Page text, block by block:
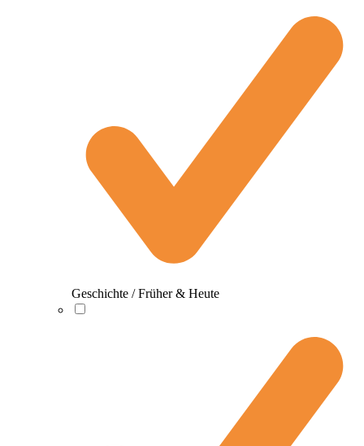
Geschichte / Früher & Heute